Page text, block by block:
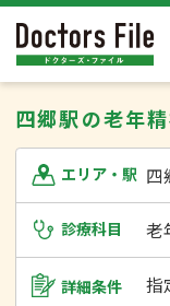
四郷駅の老年
エリア・駅 四
診療科目 老
詳細条件 指